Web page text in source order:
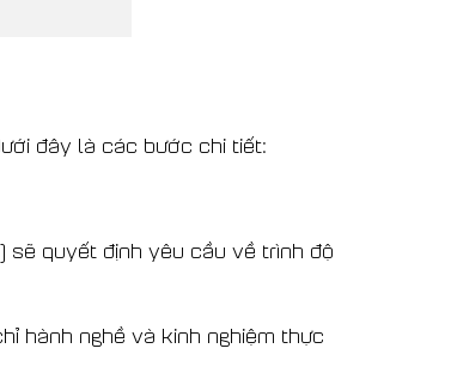
đây là các bước chi tiết:
sẽ quyết định yêu cầu về trình độ
hành nghề và kinh nghiệm thực